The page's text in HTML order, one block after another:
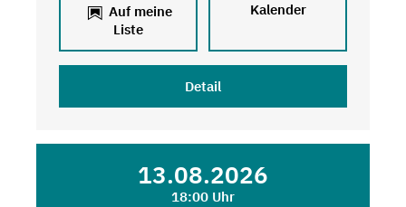
Auf meine
Liste
Kalender
Detail
13.08.2026
18:00 Uhr